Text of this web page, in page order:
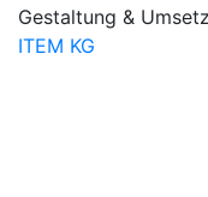
Gestaltung &
ITEM KG